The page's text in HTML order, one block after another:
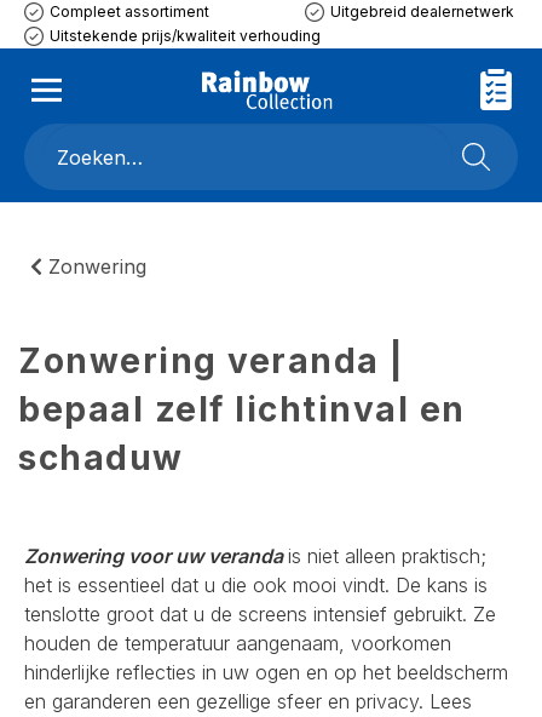
Compleet assortiment
Uitgebreid dealernetwerk
Uitstekende prijs/kwaliteit verhouding
Zonwering
Zonwering veranda |
bepaal zelf lichtinval en
schaduw
Zonwering voor uw verandais niet alleen praktisch;
het is essentieel dat u die ook mooi vindt. De kans is
tenslotte groot dat u de screens intensief gebruikt. Ze
houden de temperatuur aangenaam, voorkomen
hinderlijke reflecties in uw ogen en op het beeldscherm
en garanderen een gezellige sfeer en privacy. Lees